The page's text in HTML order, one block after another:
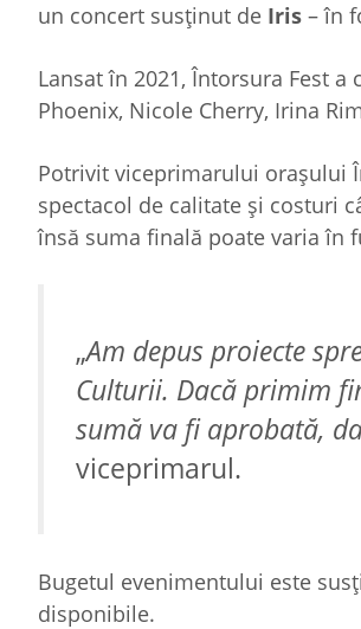
un concert susținut de Iris – în
Lansat în 2021, Întorsura Fest
Phoenix, Nicole Cherry, Irina
Potrivit viceprimarului orașului
spectacol de calitate și costuri
însă suma finală poate varia în
„Am depus proiecte
Culturii. Dacă primim
sumă va fi aprobată,
viceprimarul.
Bugetul evenimentului este
disponibile.